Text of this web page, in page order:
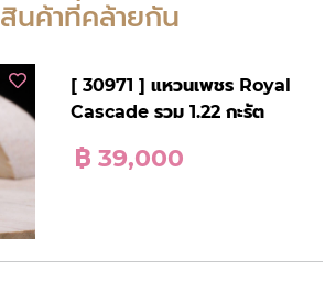
สินค้าที่คล้ายกัน
[ 30971 ] แหวนเพชร Royal
Cascade รวม 1.22 กะรัต
฿ 39,000